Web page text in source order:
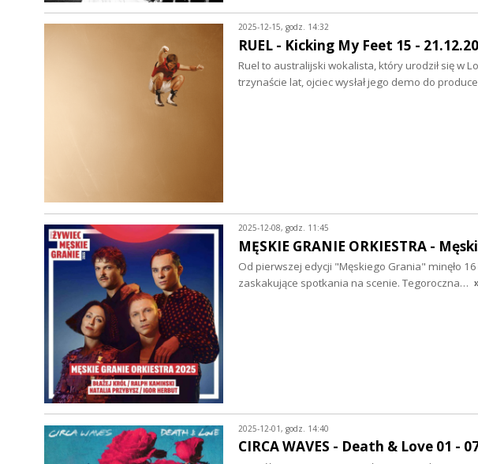
2025-12-15, godz. 14:32
RUEL - Kicking My Feet 15 -
Ruel to australijski wokalista, który urodził się w
trzynaście lat, ojciec wysłał jego demo do
2025-12-08, godz. 11:45
MĘSKIE GRANIE ORKIESTRA -
Od pierwszej edycji "Męskiego Grania" minęło
zaskakujące spotkania na scenie. Tegoroczna…
2025-12-01, godz. 14:40
CIRCA WAVES - Death & Love 01 -